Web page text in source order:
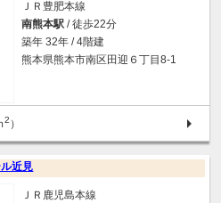
ＪＲ豊肥本線
南熊本駅 / 徒歩22分
築年 32年 / 4階建
熊本県熊本市南区田迎６丁目8-1
2 ）
近見
ＪＲ鹿児島本線